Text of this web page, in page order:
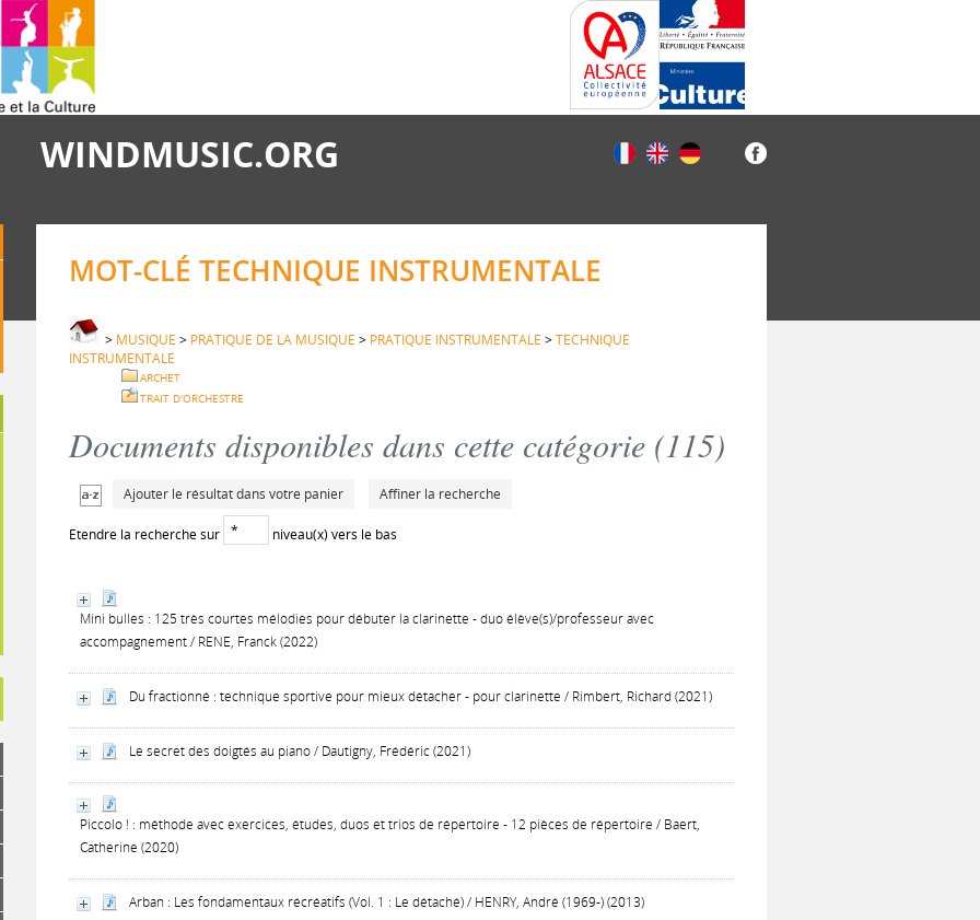
WINDMUSIC.ORG
MOT-CLÉ TECHNIQUE INSTRUMENTALE
> MUSIQUE > PRATIQUE DE LA MUSIQUE > PRATIQUE INSTRUMENTALE >TECHNIQUE
INSTRUMENTALE
ARCHET
TRAIT D'ORCHESTRE
Documents disponibles dans cette catégorie (115)
Ajouter le résultat dans votre panier Affiner la recherche
Etendre la recherche sur niveau(x) vers le bas
Mini bulles : 125 très courtes mélodies pour débuter la clarinette - duo élève(s)/professeur avec
accompagnement / RENE, Franck (2022)
Du fractionné : technique sportive pour mieux détacher - pour clarinette / Rimbert, Richard (2021)
Le secret des doigtés au piano / Dautigny, Frédéric (2021)
Piccolo ! : méthode avec exercices, études, duos et trios de répertoire - 12 pièces de répertoire / Baert,
Catherine (2020)
Arban : Les fondamentaux récréatifs (Vol. 1 : Le détaché) / HENRY, André (1969-) (2013)